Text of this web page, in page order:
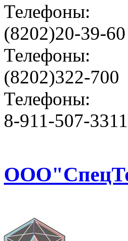
Телефоны:
(8202)20-39-60
Телефоны:
(8202)322-700
Телефоны:
8-911-507-3311